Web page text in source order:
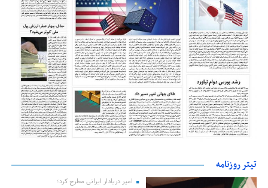
تیتر روزنامه
امیر دریادار ایرانی مطرح کرد؛